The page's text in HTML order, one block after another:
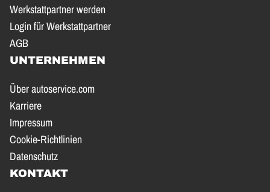
Werkstattpartner werden
Login für Werkstattpartner
AGB
UNTERNEHMEN
Über autoservice.com
Karriere
Impressum
Cookie-Richtlinien
Datenschutz
KONTAKT